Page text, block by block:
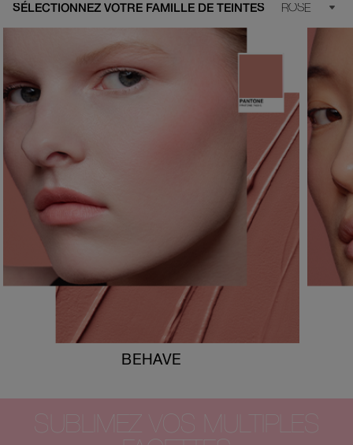
SÉLECTIONNEZ VOTRE FAMILLE DE TEINTES
BEHAVE
SUBLIMEZ VOS MULTIPLES